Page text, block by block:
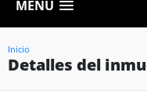
MENÚ
Inicio
Detalles del